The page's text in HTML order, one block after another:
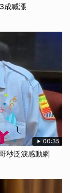
成喊漲
00:35
秒泛淚感動網